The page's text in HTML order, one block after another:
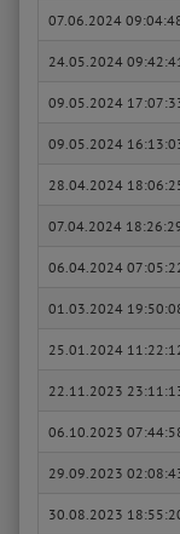
07.06.2024
24.05.2024
09.05.2024
09.05.2024
28.04.2024
07.04.2024
06.04.2024
01.03.2024
25.01.2024
22.11.2023
06.10.2023
29.09.2023
30.08.2023